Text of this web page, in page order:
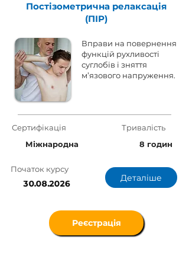
Постізометрична релаксація
(ПІР)
Вправи на повернення
функцій рухливості
суглобів і зняття
м’язового напруження.
Сертифікація
Міжнародна
Тривалість
8 годин
Початок курсу
30.08.2026
Деталіше
Реєстрація